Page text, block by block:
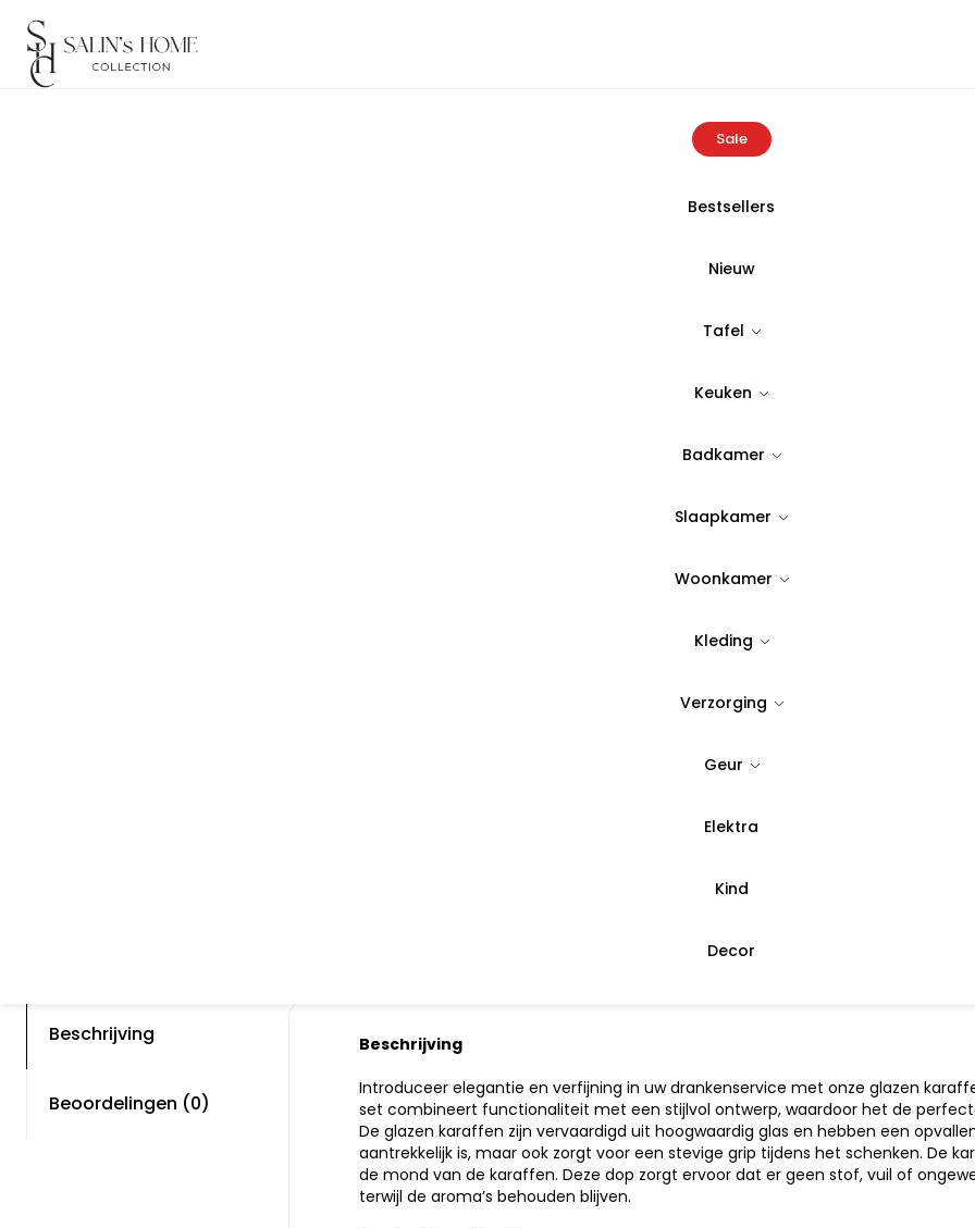
Sale
Bestsellers
Nieuw
Tafel
Keuken
Badkamer
Slaapkamer
Woonkamer
Kleding
Verzorging
Geur
Elektra
Kind
Decor
S|P Collection
Beschrijving
Beoordelingen (0)
Beschrijving
Introduceer elegantie en verfijning in uw drankenservice met onze glazen
set combineert functionaliteit met een stijlvol ontwerp, waardoor het de
De glazen karaffen zijn vervaardigd uit hoogwaardig glas en hebben een
aantrekkelijk is, maar ook zorgt voor een stevige grip tijdens het schenken. De
de mond van de karaffen. Deze dop zorgt ervoor dat er geen stof, vuil of
terwijl de aroma’s behouden blijven.